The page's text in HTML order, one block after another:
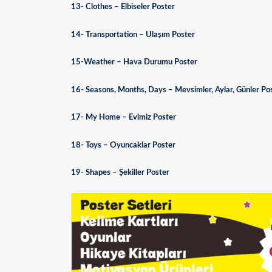
13- Clothes – Elbiseler Poster
14- Transportation – Ulaşım Poster
15-Weather – Hava Durumu Poster
16- Seasons, Months, Days – Mevsimler, Aylar, Günler
17- My Home – Evimiz Poster
18- Toys – Oyuncaklar Poster
19- Shapes – Şekiller Poster